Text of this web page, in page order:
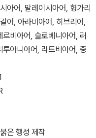
아어, 말레이시아어, 헝가리
어, 아라비아어, 히브리어,
비아어, 슬로베니아어, 러
아니아어, 라트비아어, 중
행성 제작